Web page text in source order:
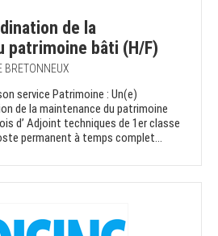
de la
patrimoine bâti (H/F)
service Patrimoine : Un(e)
de la maintenance du patrimoine
d’ Adjoint techniques de 1er classe
permanent à temps complet...